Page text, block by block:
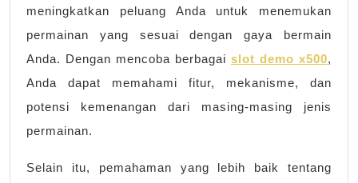
meningkatkan peluang Anda untuk menemukan
permainan yang sesuai dengan gaya bermain
Anda. Dengan mencoba berbagai slot demo x500,
Anda dapat memahami fitur, mekanisme, dan
potensi kemenangan dari masing-masing jenis
permainan.
Selain itu, pemahaman yang lebih baik tentang